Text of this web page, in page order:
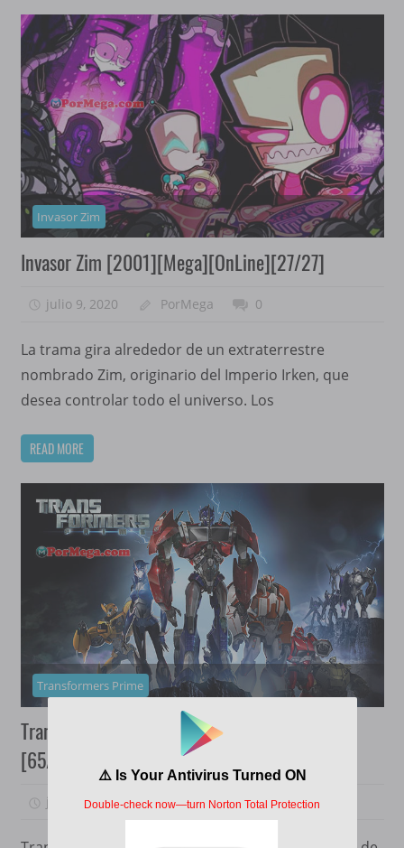
Invasor Zim
Invasor Zim [2001][Mega][OnLine][27/27]
julio 9, 2020 PorMega 0
La trama gira alrededor de un extraterrestre
nombrado Zim, originario del Imperio Irken, que
desea controlar todo el universo. Los
READ MORE
Transformers Prime
Transformers Prime [2010][Mega][OnLine]
[65/65]
junio 6, 2020 PorMega 2